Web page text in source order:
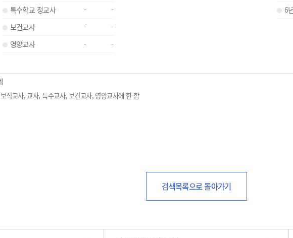
특수학교 정교사
-
-
보건교사
-
-
영양교사
- -
6
직교사, 교사, 특수교사, 보건교사, 영양교사에 한 함
검색목록으로 돌아가기